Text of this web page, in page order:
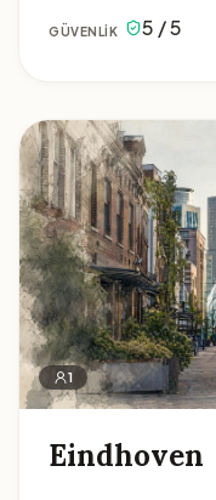
GÜVENLIK 5 / 5
1
Eindhoven
Eindhoven